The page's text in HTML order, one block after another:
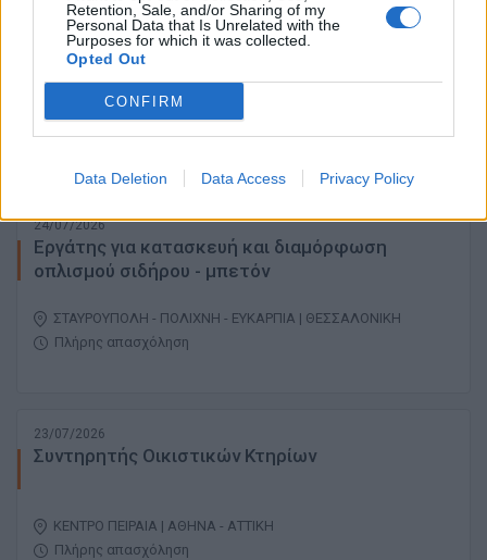
Retention, Sale, and/or Sharing of my
Personal Data that Is Unrelated with the
Purposes for which it was collected.
Opted Out
CONFIRM
Data Deletion Data Access Privacy Policy
24/07/2026
Τεχνίτης και βοηθός για γυψοσανίδες και
ελαιοχρωματισμούς
ΘΕΣΣΑΛΟΝΙΚΗ
Πλήρης απασχόληση
24/07/2026
Εργάτης για κατασκευή και διαμόρφωση
οπλισμού σιδήρου - μπετόν
ΣΤΑΥΡΟΥΠΟΛΗ - ΠΟΛΙΧΝΗ - ΕΥΚΑΡΠΙΑ | ΘΕΣΣΑΛΟΝΙΚΗ
Πλήρης απασχόληση
23/07/2026
Συντηρητής Οικιστικών Κτηρίων
ΚΕΝΤΡΟ ΠΕΙΡΑΙΑ | ΑΘΗΝΑ - ΑΤΤΙΚΗ
Πλήρης απασχόληση